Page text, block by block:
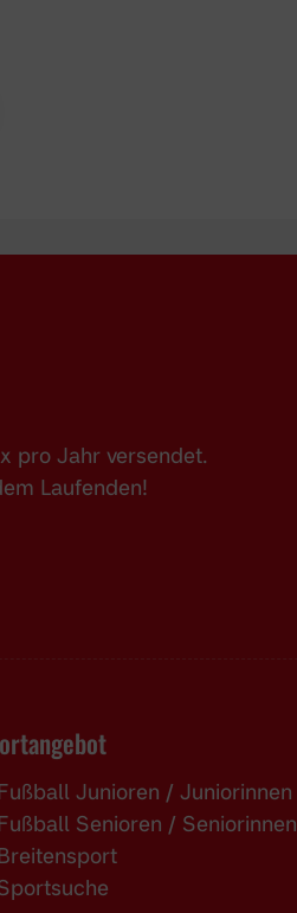
pro Jahr versendet.
Laufenden!
Junioren / Juniorinnen
Senioren / Seniorinnen